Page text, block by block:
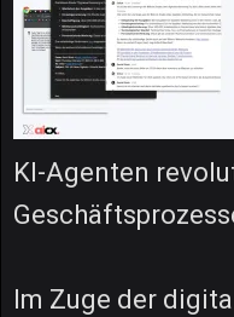
KI-Agenten
Im Zuge der